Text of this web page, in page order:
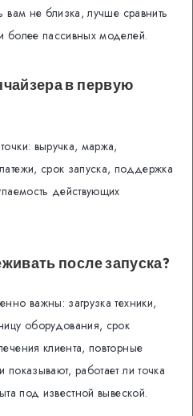
вам не близка, лучше сравнить
более пассивных моделей.
в первую
выручка, маржа,
срок запуска, поддержка
действующих
после запуска?
важны: загрузка техники,
оборудования, срок
клиента, повторные
работает ли точка
под известной вывеской.